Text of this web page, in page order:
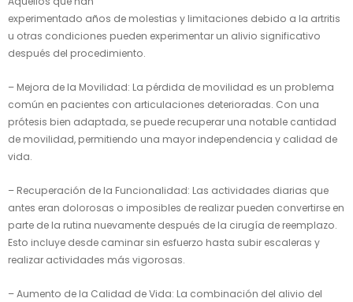
experimentado años de molestias y limitaciones debido a la artritis
u otras condiciones pueden experimentar un alivio significativo
después del procedimiento.
– Mejora de la Movilidad: La pérdida de movilidad es un problema
común en pacientes con articulaciones deterioradas. Con una
prótesis bien adaptada, se puede recuperar una notable cantidad
de movilidad, permitiendo una mayor independencia y calidad de
vida.
– Recuperación de la Funcionalidad: Las actividades diarias que
antes eran dolorosas o imposibles de realizar pueden convertirse en
parte de la rutina nuevamente después de la cirugía de reemplazo.
Esto incluye desde caminar sin esfuerzo hasta subir escaleras y
realizar actividades más vigorosas.
– Aumento de la Calidad de Vida: La combinación del alivio del